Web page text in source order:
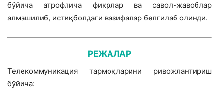
бўйича атрофлича фикрлар ва савол-жавоблар
алмашилиб, истиқболдаги вазифа­лар белгилаб олинди.
РЕЖАЛАР
Телекоммуникация тармоқларини ривожлантириш
бўйича: